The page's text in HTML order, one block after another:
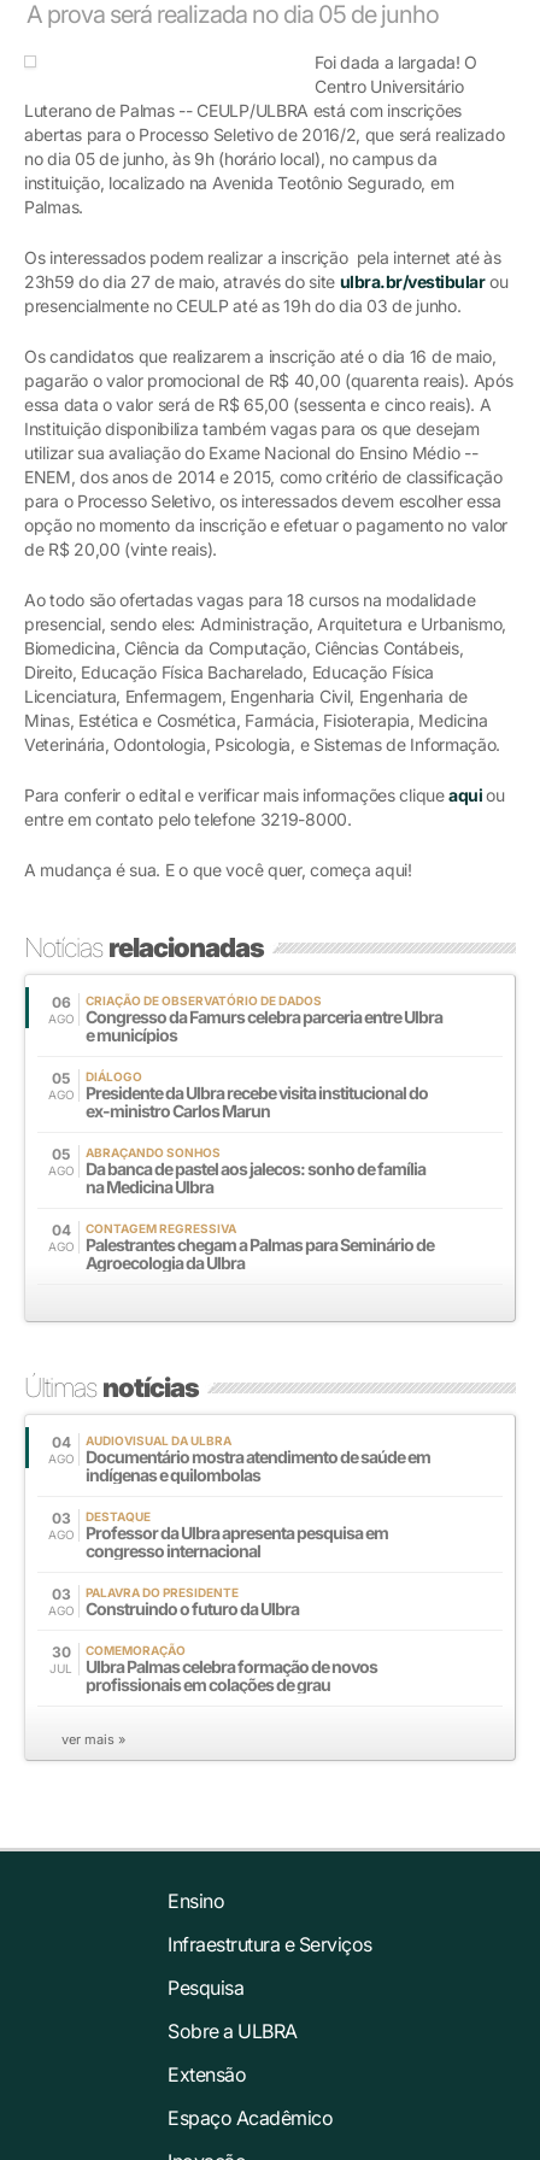
A prova será realizada no dia 05 de junho
Foi dada a largada! O
Centro Universitário
Luterano de Palmas -- CEULP/ULBRA está com inscrições
abertas para o Processo Seletivo de 2016/2, que será realizado
no dia 05 de junho, às 9h (horário local), no campus da
instituição, localizado na Avenida Teotônio Segurado, em
Palmas.
Os interessados podem realizar a inscrição pela internet até às
23h59 do dia 27 de maio, através do site ulbra.br/vestibularou
presencialmente no CEULP até as 19h do dia 03 de junho.
Os candidatos que realizarem a inscrição até o dia 16 de maio,
pagarão o valor promocional de R$ 40,00 (quarenta reais). Após
essa data o valor será de R$ 65,00 (sessenta e cinco reais). A
Instituição disponibiliza também vagas para os que desejam
utilizar sua avaliação do Exame Nacional do Ensino Médio --
ENEM, dos anos de 2014 e 2015, como critério de classificação
para o Processo Seletivo, os interessados devem escolher essa
opção no momento da inscrição e efetuar o pagamento no valor
de R$ 20,00 (vinte reais).
Ao todo são ofertadas vagas para 18 cursos na modalidade
presencial, sendo eles: Administração, Arquitetura e Urbanismo,
Biomedicina, Ciência da Computação, Ciências Contábeis,
Direito, Educação Física Bacharelado, Educação Física
Licenciatura, Enfermagem, Engenharia Civil, Engenharia de
Minas, Estética e Cosmética, Farmácia, Fisioterapia, Medicina
Veterinária, Odontologia, Psicologia, e Sistemas de Informação.
Para conferir o edital e verificar mais informações cliqueaquiou
entre em contato pelo telefone 3219-8000.
A mudança é sua. E o que você quer, começa aqui!
Notíciasrelacionadas
06
AGO
CRIAÇÃO DE OBSERVATÓRIO DE DADOS
Congresso da Famurs celebra parceria entre Ulbra
e municípios
05
AGO
DIÁLOGO
Presidente da Ulbra recebe visita institucional do
ex-ministro Carlos Marun
05
AGO
ABRAÇANDO SONHOS
Da banca de pastel aos jalecos: sonho de família
na Medicina Ulbra
04
AGO
CONTAGEM REGRESSIVA
Palestrantes chegam a Palmas para Seminário de
Agroecologia da Ulbra
Últimasnotícias
04
AGO
AUDIOVISUAL DA ULBRA
Documentário mostra atendimento de saúde em
indígenas e quilombolas
03
AGO
DESTAQUE
Professor da Ulbra apresenta pesquisa em
congresso internacional
03
AGO
PALAVRA DO PRESIDENTE
Construindo o futuro da Ulbra
30
JUL
COMEMORAÇÃO
Ulbra Palmas celebra formação de novos
profissionais em colações de grau
ver mais »
Ensino
Infraestrutura e Serviços
Pesquisa
Sobre a ULBRA
Extensão
Espaço Acadêmico